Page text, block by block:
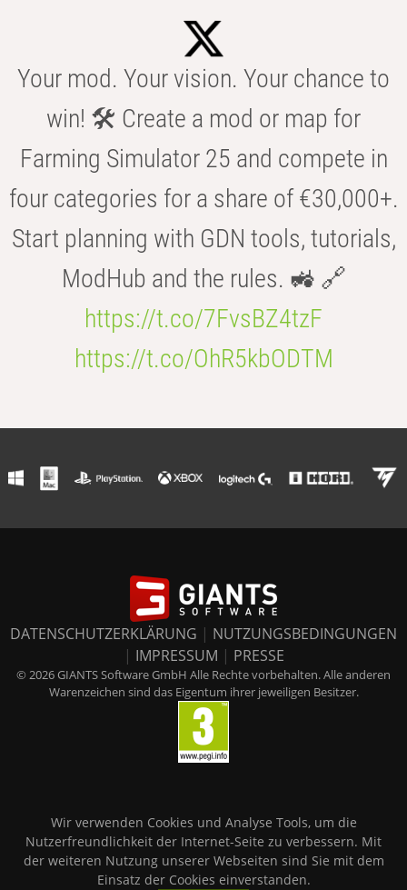
Your mod. Your vision. Your chance to
win! 🛠️ Create a mod or map for
Farming Simulator 25 and compete in
four categories for a share of €30,000+.
Start planning with GDN tools, tutorials,
ModHub and the rules. 🚜 🔗
https://t.co/7FvsBZ4tzF
https://t.co/OhR5kbODTM
DATENSCHUTZERKLÄRUNG | NUTZUNGSBEDINGUNGEN
| IMPRESSUM | PRESSE
© 2026 GIANTS Software GmbH Alle Rechte vorbehalten. Alle anderen
Warenzeichen sind das Eigentum ihrer jeweiligen Besitzer.
Wir verwenden Cookies und Analyse Tools, um die
Nutzerfreundlichkeit der Internet-Seite zu verbessern. Mit
der weiteren Nutzung unserer Webseiten sind Sie mit dem
Einsatz der Cookies einverstanden.